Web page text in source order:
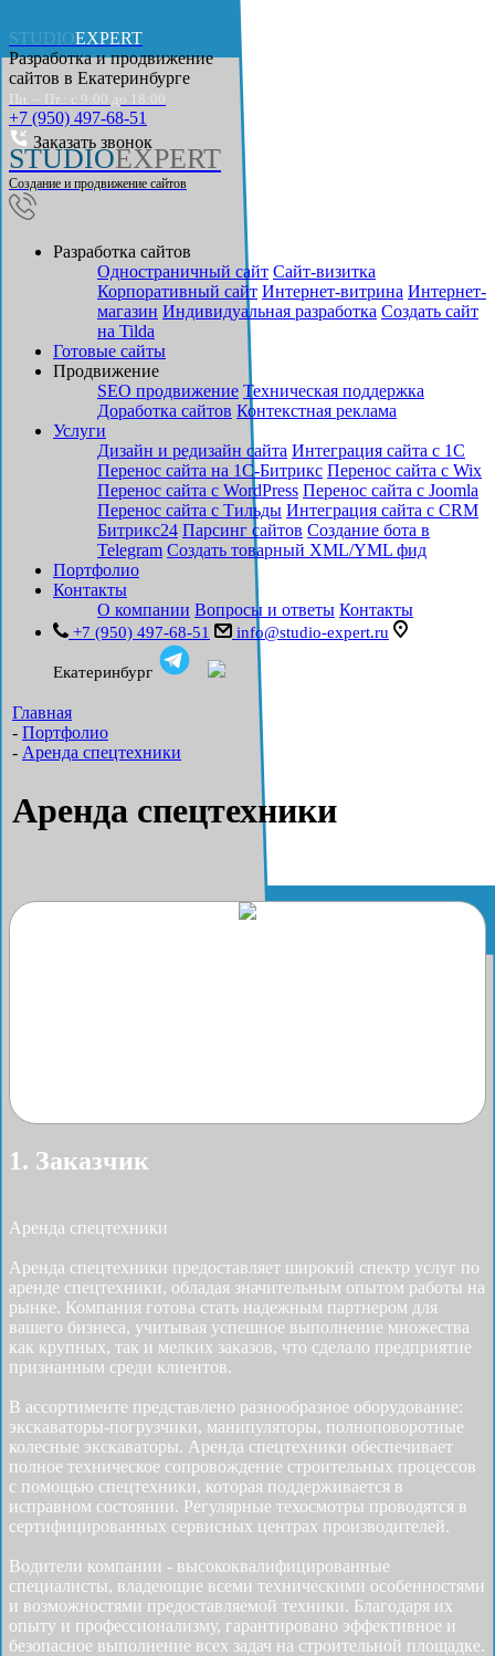
STUDIOEXPERT
Разработка и продвижение
сайтов в Екатеринбурге
Пн. – Пт.: с 9:00 до 18:00
+7 (950) 497-68-51
Заказать звонок
STUDIOEXPERT
Создание и продвижение сайтов
Разработка сайтов
Одностраничный сайт Cайт-визитка
Корпоративный сайт Интернет-витрина Интернет-
магазин Индивидуальная разработка Создать сайт
на Tilda
Готовые сайты
Продвижение
SEO продвижение Техническая поддержка
Доработка сайтов Контекстная реклама
Услуги
Дизайн и редизайн сайта Интеграция сайта с 1С
Перенос сайта на 1С-Битрикс Перенос сайта с Wix
Перенос сайта с WordPress Перенос сайта с Joomla
Перенос сайта с Тильды Интеграция сайта с CRM
Битрикс24 Парсинг сайтов Создание бота в
Telegram Создать товарный XML/YML фид
Портфолио
Контакты
О компании Вопросы и ответы Контакты
+7 (950) 497-68-51 info@studio-expert.ru
Екатеринбург
Главная
- Портфолио
- Аренда спецтехники
Аренда спецтехники
1. Заказчик
Аренда спецтехники
Аренда спецтехники предоставляет широкий спектр услуг по
аренде спецтехники, обладая значительным опытом работы на
рынке. Компания готова стать надежным партнером для
вашего бизнеса, учитывая успешное выполнение множества
как крупных, так и мелких заказов, что сделало предприятие
признанным среди клиентов.
В ассортименте представлено разнообразное оборудование:
экскаваторы-погрузчики, манипуляторы, полноповоротные
колесные экскаваторы. Аренда спецтехники обеспечивает
полное техническое сопровождение строительных процессов
с помощью спецтехники, которая поддерживается в
исправном состоянии. Регулярные техосмотры проводятся в
сертифицированных сервисных центрах производителей.
Водители компании - высококвалифицированные
специалисты, владеющие всеми техническими особенностями
и возможностями предоставляемой техники. Благодаря их
опыту и профессионализму, гарантировано эффективное и
безопасное выполнение всех задач на строительной площадке.